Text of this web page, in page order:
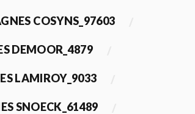
COSYNS_97603
DEMOOR_4879
LAMIROY_9033
SNOECK_61489